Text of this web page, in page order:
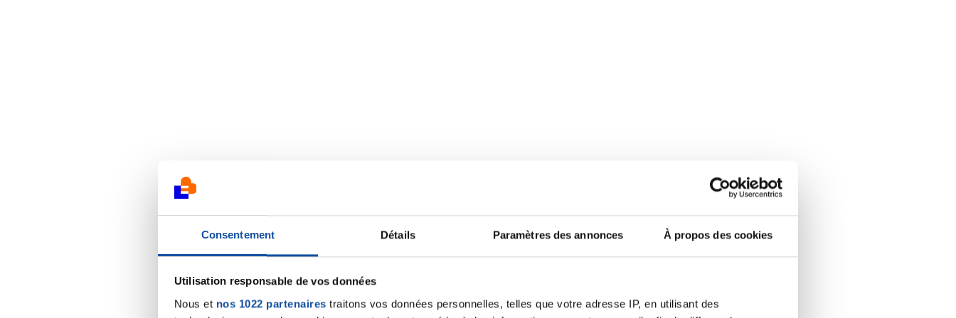
Consentement Détails Paramètres des annonces À propos des cookies
Utilisation responsable de vos données
Nous et nos 1022 partenaires traitons vos données personnelles, telles que votre adresse IP, en utilisant des